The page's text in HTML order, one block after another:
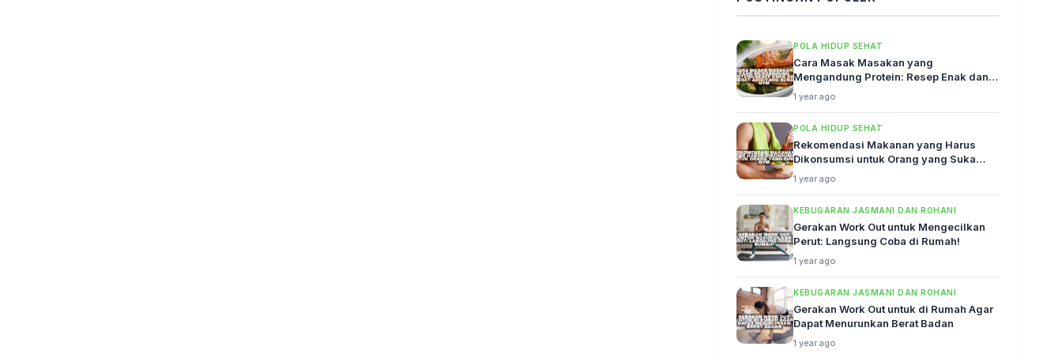
POLA HIDUP SEHAT
Cara Masak Masakan yang
Mengandung Protein: Resep Enak dan
Sehat Abis!
1 year ago
POLA HIDUP SEHAT
Rekomendasi Makanan yang Harus
Dikonsumsi untuk Orang yang Suka
Gym
1 year ago
KEBUGARAN JASMANI DAN ROHANI
Gerakan Work Out untuk Mengecilkan
Perut: Langsung Coba di Rumah!
1 year ago
KEBUGARAN JASMANI DAN ROHANI
Gerakan Work Out untuk di Rumah Agar
Dapat Menurunkan Berat Badan
1 year ago